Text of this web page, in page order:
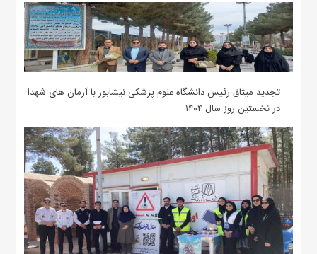
تجدید میثاق رئیس دانشگاه علوم پزشکی نیشابور با آرمان های شهدا
در نخستین روز سال ۱۴۰۴